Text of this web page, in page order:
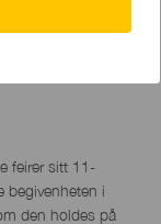
feirer sitt 11-
begivenheten i
den holdes på